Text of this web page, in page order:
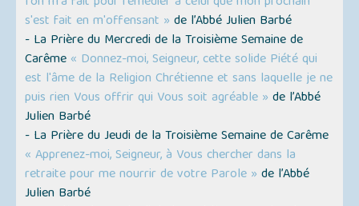
s'est fait en m'offensant » de l’Abbé Julien Barbé
- La Prière du Mercredi de la Troisième Semaine de
Carême « Donnez-moi, Seigneur, cette solide Piété qui
est l'âme de la Religion Chrétienne et sans laquelle je ne
puis rien Vous offrir qui Vous soit agréable » de l’Abbé
Julien Barbé
- La Prière du Jeudi de la Troisième Semaine de Carême
« Apprenez-moi, Seigneur, à Vous chercher dans la
retraite pour me nourrir de votre Parole » de l’Abbé
Julien Barbé